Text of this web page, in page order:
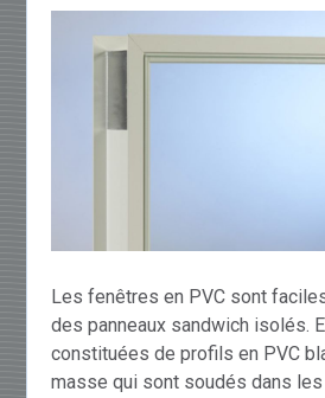
Les fenêtres en PVC sont
des panneaux sandwich isolés.
constituées de profils en PVC
masse qui sont soudés dans